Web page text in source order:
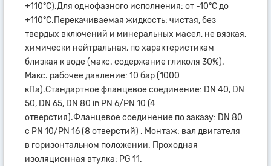
+110°C).Для однофазного исполнения: от -10°C до
+110°C.Перекачиваемая жидкость: чистая, без
твердых включений и минеральных масел, не вязкая,
химически нейтральная, по характеристикам
близкая к воде (макс. содержание гликоля 30%).
Макс. рабочее давление: 10 бар (1000
кПа).Стандартное фланцевое соединение: DN 40, DN
50, DN 65, DN 80 in PN 6/PN 10 (4
отверстия).Фланцевое соединение по заказу: DN 80
с PN 10/PN 16 (8 отверстий) . Монтаж: вал двигателя
в горизонтальном положении. Проходная
изоляционная втулка: PG 11.